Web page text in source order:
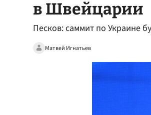
в Швейцарии
Песков: саммит по Украине
Матвей Игнатьев